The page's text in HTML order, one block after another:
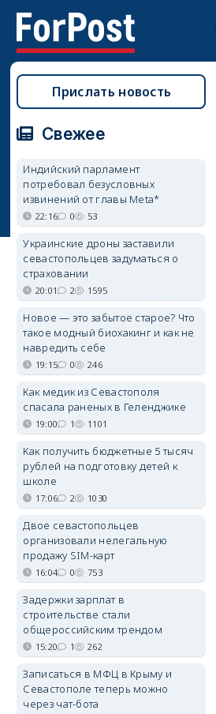
Прислать новость
Свежее
Индийский парламент
потребовал безусловных
извинений от главы Meta*
22:16 0 53
Украинские дроны заставили
севастопольцев задуматься о
страховании
20:01 2 1595
Новое — это забытое старое? Что
такое модный биохакинг и как не
навредить себе
19:15 0 246
Как медик из Севастополя
спасала раненых в Геленджике
19:00 1 1101
Как получить бюджетные 5 тысяч
рублей на подготовку детей к
школе
17:06 2 1030
Двое севастопольцев
организовали нелегальную
продажу SIM-карт
16:04 0 753
Задержки зарплат в
строительстве стали
общероссийским трендом
15:20 1 262
Записаться в МФЦ в Крыму и
Севастополе теперь можно
через чат-бота